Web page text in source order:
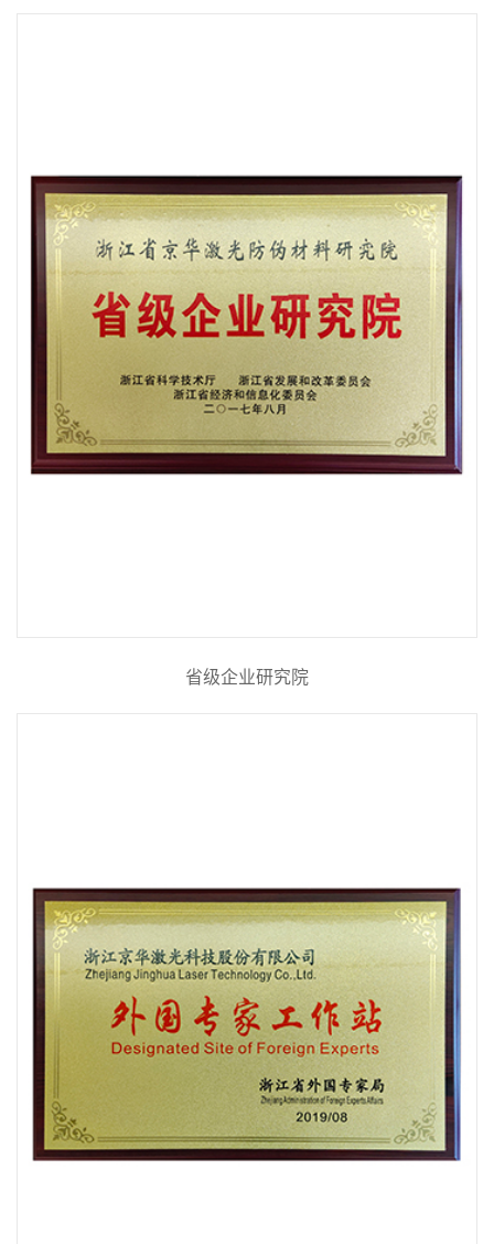
省级企业研究院